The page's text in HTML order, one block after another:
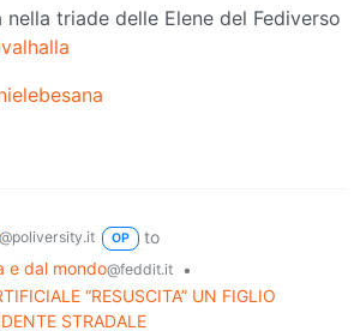
nella triade delle Elene del Fediverso
@poliversity.it OP
to
e dal mondo@feddit.it
•
“RESUSCITA” UN FIGLIO
STRADALE